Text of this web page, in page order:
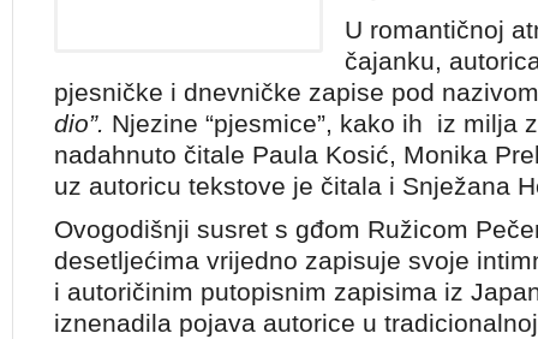
U romantičnoj
čajanku,
pjesničke i dnevničke zapise pod
dio”. Njezine “pjesmice”, kako ih
iz milja
nadahnuto čitale Paula Kosić, Monika
uz autoricu tekstove je čitala i Snježana
Ovogodišnji susret s gđom Ružicom
desetljećima vrijedno zapisuje svoje
i autoričinim putopisnim zapisima iz
iznenadila pojava autorice u